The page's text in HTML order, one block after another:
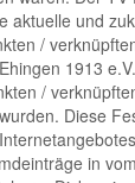
aktuelle und
/
1913
/
Diese
in